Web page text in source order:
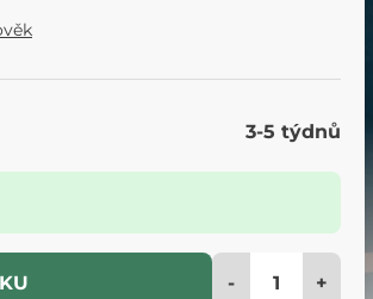
3-5 týdnů
- +